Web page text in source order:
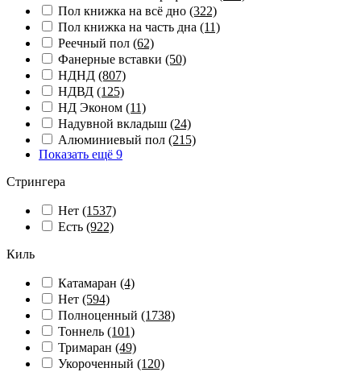
Пол книжка на всё дно (322)
Пол книжка на часть дна (11)
Реечный пол (62)
Фанерные вставки (50)
НДНД (807)
НДВД (125)
НД Эконом (11)
Надувной вкладыш (24)
Алюминиевый пол (215)
Показать ещё 9
Стрингера
Нет (1537)
Есть (922)
Киль
Катамаран (4)
Нет (594)
Полноценный (1738)
Тоннель (101)
Тримаран (49)
Укороченный (120)